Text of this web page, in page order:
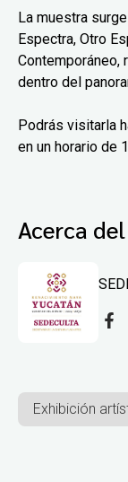
La muestra
Espectra, Otro
Contemporáneo,
dentro del
Podrás visitarla
en un horario de
Acerca
Exhibición